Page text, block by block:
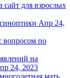
сайт для взрослых
Апр 24,
вопросом по
на
24, 2023
мать